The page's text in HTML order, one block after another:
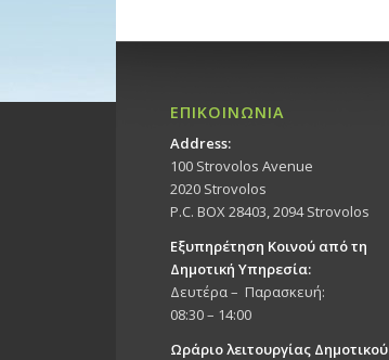
ΕΠΙΚΟΙΝΩΝΙΑ
Address:
100 Strovolos Avenue
2020 Strovolos
P.C. BOX 28403, 2094 Strovolos
Εξυπηρέτηση Κοινού από τη
Δημοτική Υπηρεσία:
Δευτέρα – Παρασκευή:
08:30 – 14:00
Ωράριο λειτουργίας Δημοτικού